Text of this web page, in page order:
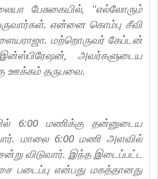
பேசுகையில், ''எல்லோரும்
என்னை கொம்பு சீவி
மற்றொருவர் கேப்டன்
அவர்களுடைய
ஊக்கம் தருபவை.
6:00 மணிக்கு தன்னுடைய
மாலை 6:00 மணி அளவில்
விடுவார். இந்த இடைப்பட்ட
படைப்பு என்பது மகத்தானது